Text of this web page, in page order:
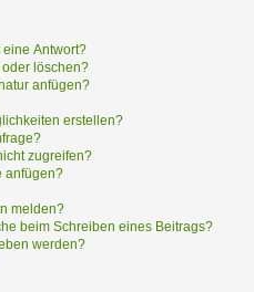
Antwort?
löschen?
anfügen?
erstellen?
zugreifen?
anfügen?
melden?
beim Schreiben eines Beitrags?
werden?